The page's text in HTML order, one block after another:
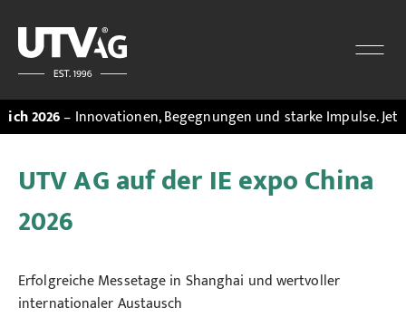
– Innovationen, Begegnungen und starke Impulse. Jetzt den
UTV AG auf der IE expo China
2026
Erfolgreiche Messetage in Shanghai und wertvoller
internationaler Austausch